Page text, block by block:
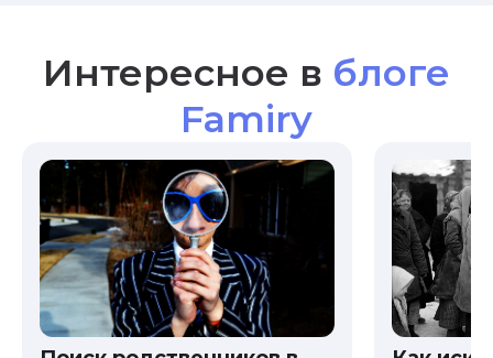
Интересное в блоге
Famiry